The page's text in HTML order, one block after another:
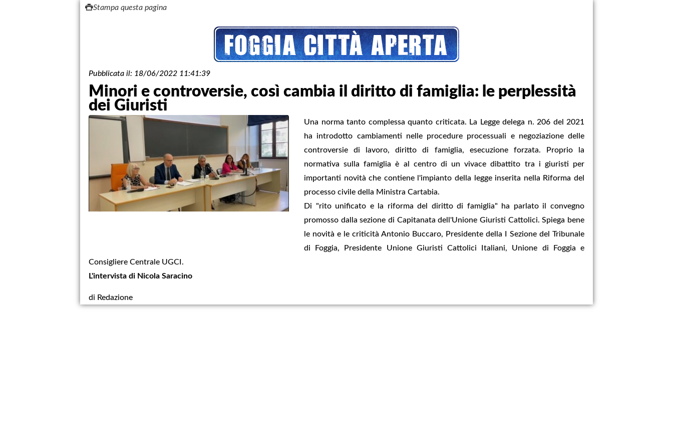
Stampa questa pagina
Pubblicata il: 18/06/2022 11:41:39
Minori e controversie, così cambia il diritto di famiglia: le perplessità
dei Giuristi
Una norma tanto complessa quanto criticata. La Legge delega n. 206 del 2021
ha introdotto cambiamenti nelle procedure processuali e negoziazione delle
controversie di lavoro, diritto di famiglia, esecuzione forzata. Proprio la
normativa sulla famiglia è al centro di un vivace dibattito tra i giuristi per
importanti novità che contiene l'impianto della legge inserita nella Riforma del
processo civile della Ministra Cartabia.
Di "rito unificato e la riforma del diritto di famiglia" ha parlato il convegno
promosso dalla sezione di Capitanata dell'Unione Giuristi Cattolici. Spiega bene
le novità e le criticità Antonio Buccaro, Presidente della I Sezione del Tribunale
di Foggia, Presidente Unione Giuristi Cattolici Italiani, Unione di Foggia e
Consigliere Centrale UGCI.
L'intervista di Nicola Saracino
di Redazione